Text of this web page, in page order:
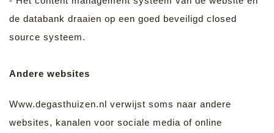
de databank draaien op een goed beveiligd closed
source systeem.
Andere websites
Www.degasthuizen.nl verwijst soms naar andere
websites, kanalen voor sociale media of online